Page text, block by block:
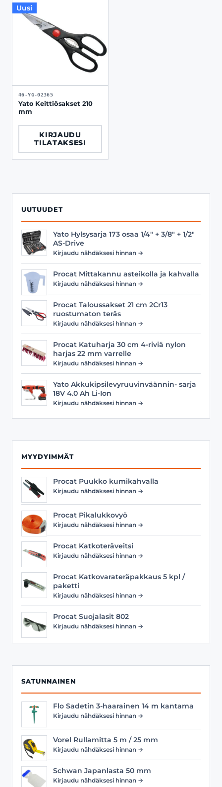
UUTUUDET
Yato Hylsysarja 173 osaa 1/4" + 3/8" + 1/2"
AS-Drive
Kirjaudu nähdäksesi hinnan →
Procat Mittakannu asteikolla ja kahvalla
Kirjaudu nähdäksesi hinnan →
Procat Taloussakset 21 cm 2Cr13
ruostumaton teräs
Kirjaudu nähdäksesi hinnan →
Procat Katuharja 30 cm 4-riviä nylon
harjas 22 mm varrelle
Kirjaudu nähdäksesi hinnan →
Yato Akkukipsilevyruuvinväännin- sarja
18V 4.0 Ah Li-Ion
Kirjaudu nähdäksesi hinnan →
MYYDYIMMÄT
Procat Puukko kumikahvalla
Kirjaudu nähdäksesi hinnan →
Procat Pikalukkovyö
Kirjaudu nähdäksesi hinnan →
Procat Katkoteräveitsi
Kirjaudu nähdäksesi hinnan →
Procat Katkovarateräpakkaus 5 kpl /
paketti
Kirjaudu nähdäksesi hinnan →
Procat Suojalasit 802
Kirjaudu nähdäksesi hinnan →
SATUNNAINEN
Flo Sadetin 3-haarainen 14 m kantama
Kirjaudu nähdäksesi hinnan →
Vorel Rullamitta 5 m / 25 mm
Kirjaudu nähdäksesi hinnan →
Schwan Japanlasta 50 mm
Kirjaudu nähdäksesi hinnan →
Uusi
46-YG-02365
Yato Keittiösakset 210
mm
KIRJAUDU
TILATAKSESI